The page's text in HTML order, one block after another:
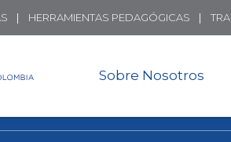
to
HERRAMIENTAS PEDAGÓGICAS
Sobre Nosotros